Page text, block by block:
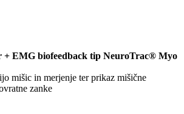
+ EMG biofeedback tip NeuroTrac® Myo
mišic in merjenje ter prikaz mišične
zanke